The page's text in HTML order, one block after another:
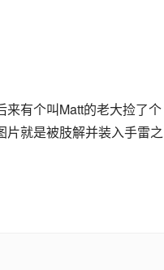
来有个叫Matt的老大捡了个
片就是被肢解并装入手雷之